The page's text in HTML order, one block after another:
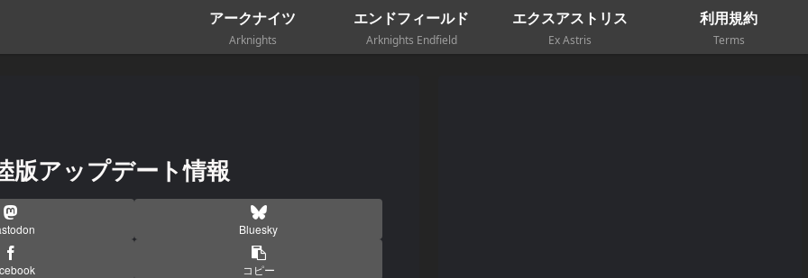
アークナイツ
Arknights
エンドフィールド
Arknights Endfield
エクスアストリス
Ex Astris
利用規約
Terms
版アップデート情報
Bluesky
コピー